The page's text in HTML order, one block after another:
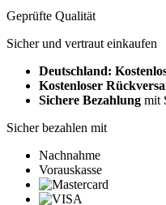
Geprüfte Qualität
Sicher und vertraut einkaufen
Deutschland:
Kostenloser
Sichere Bezahlung mit
Sicher bezahlen mit
Nachnahme
Vorauskasse